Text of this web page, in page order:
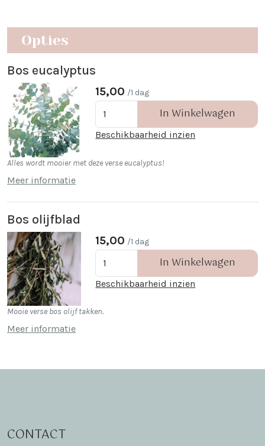
Opties
Bos eucalyptus
15,00 /1 dag
In Winkelwagen
Beschikbaarheid inzien
Alles wordt mooier met deze verse eucalyptus!
Meer informatie
Bos olijfblad
15,00 /1 dag
In Winkelwagen
Beschikbaarheid inzien
Mooie verse bos olijf takken.
Meer informatie
CONTACT